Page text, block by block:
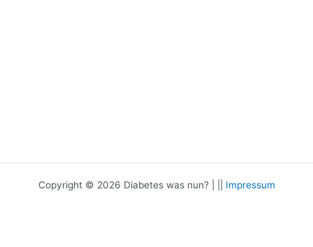
Copyright © 2026 Diabetes was nun? | || Impressum